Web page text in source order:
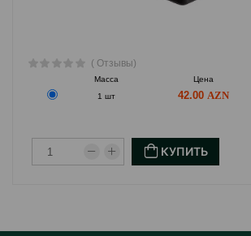
( Отзывы)
Масса Цена
1 шт
42.00
КУПИТЬ